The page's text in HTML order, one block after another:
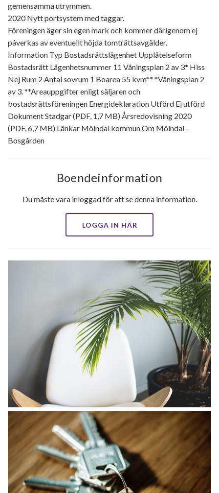
gemensamma utrymmen.
2020 Nytt portsystem med taggar.
Föreningen äger sin egen mark och kommer därigenom ej
påverkas av eventuellt höjda tomträttsavgälder.
Information Typ Bostadsrättslägenhet Upplåtelseform
Bostadsrätt Lägenhetsnummer 11 Våningsplan 2 av 3* Hiss
Nej Rum 2 Antal sovrum 1 Boarea 55 kvm** *Våningsplan 2
av 3. **Areauppgifter enligt säljaren och
bostadsrättsföreningen Energideklaration Utförd Ej utförd
Dokument Stadgar (PDF, 1,7 MB) Årsredovisning 2020
(PDF, 6,7 MB) Länkar Mölndal kommun Om Mölndal -
Bosgården
Boendeinformation
Du måste vara inloggad för att se denna information.
LOGGA IN HÄR